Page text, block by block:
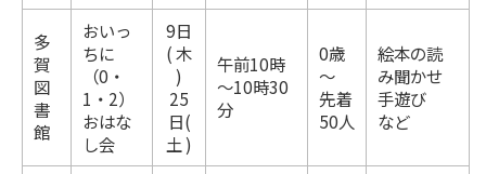
多
賀
図
書
館
おいっ
ちに
（0・
1・2）
おはな
し会
9日
( 木
)
25
日(
土 )
午前10時
～10時30
分
0歳
～
先着
50人
絵本の読
み聞かせ
手遊び
など